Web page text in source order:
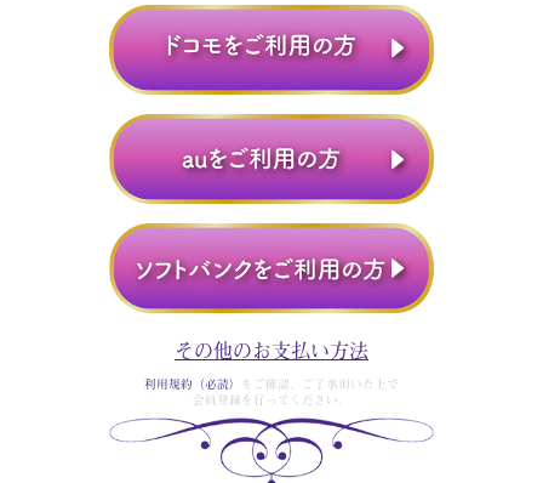
その他のお支払い方法
利用規約（必読）
をご確認、ご了承頂いた上で
会員登録を行ってください。